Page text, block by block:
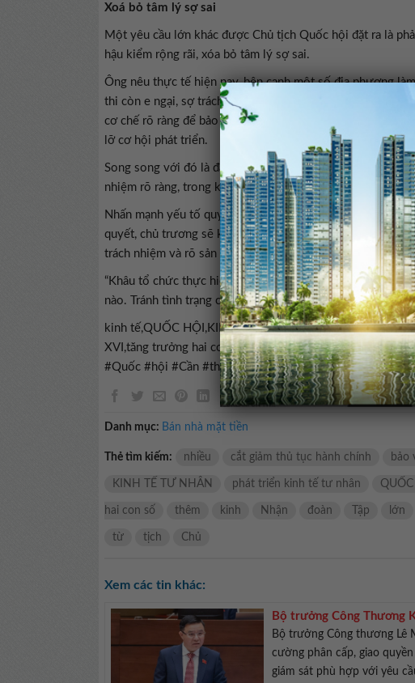
Xoá bỏ tâm lý sợ sai
Một yêu cầu lớn khác được Chủ tịch Quốc hội đặt ra là
hậu kiểm rộng rãi, xóa bỏ tâm lý sợ sai.
Ông nêu thực tế hiện nay, bên cạnh một số địa phương
thi còn e ngại, sợ trách nhiệm, không dám quyết dù cơ sở
cơ chế rõ ràng để bảo vệ cán bộ dám nghĩ, dám làm, dám
lỡ cơ hội phát triển.
Song song với đó là đẩy mạnh phân cấp, phân quyền thực
nhiệm rõ ràng, trong khi Trung ương tập trung vào kiến tạo
Nhấn mạnh yếu tố quyết định nhất vẫn là khâu cán bộ và
quyết, chủ trương sẽ không thể đi vào cuộc sống nếu
trách nhiệm và rõ sản phẩm đầu ra.
“Khâu tổ chức thực hiện phải rõ từng cơ quan, đơn vị, địa
nào. Tránh tình trạng cán bộ sáng cắp ô đi chiều cắp ô về
kinh tế,QUỐC HỘI,KINH TẾ TƯ NHÂN,Chủ tịch Quốc hội
XVI,tăng trưởng hai con số,PHÁT TRIỂN KINH TẾ TƯ
#Quốc #hội #Cần #thêm #nhiều #tập #đoàn #tư #nhân
Danh mục: Bán nhà mặt tiền
Thẻ tìm kiếm: nhiều cắt giảm thủ tục hành chính bảo
KINH TẾ TƯ NHÂN phát triển kinh tế tư nhân QUỐC
hai con số thêm kinh Nhận đoàn Tập lớn
từ tịch Chủ
Xem các tin khác:
Bộ trưởng Công Thương
Bộ trưởng Công thương Lê
cường phân cấp, giao
giám sát phù hợp với yêu